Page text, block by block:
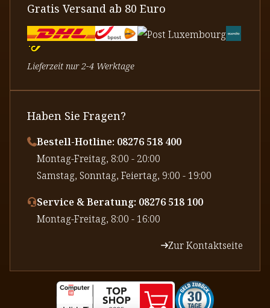
Gratis Versand ab 80 Euro
Lieferzeit nur 2-4 Werktage
Haben Sie Fragen?
Bestell-Hotline: 08276 518 400
⁠Montag-Freitag, 8:00 - 20:00
⁠Samstag, Sonntag, Feiertag, 9:00 - 19:00
Service & Beratung: 08276 518 100
⁠Montag-Freitag, 8:00 - 16:00
Zur Kontaktseite